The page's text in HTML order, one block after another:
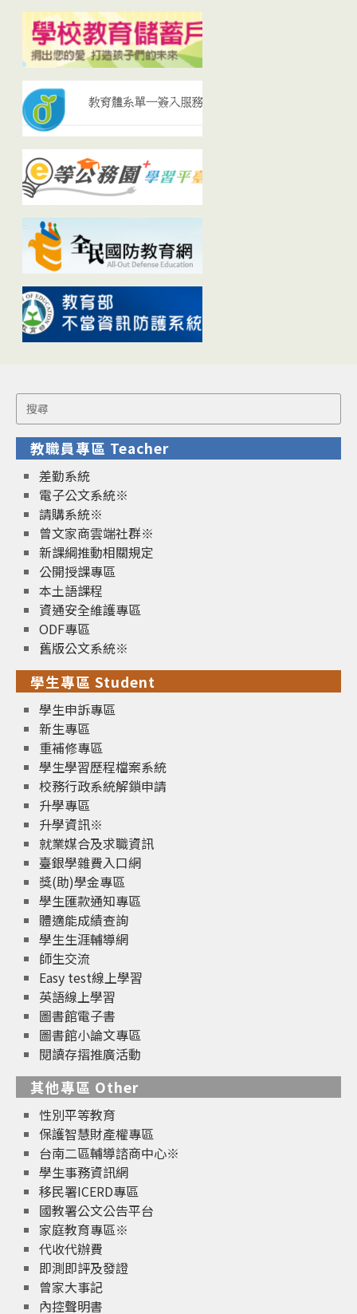
Search
for:
教職員專區 Teacher
差勤系統
電子公文系統※
請購系統※
曾文家商雲端社群※
新課綱推動相關規定
公開授課專區
本土語課程
資通安全維護專區
ODF專區
舊版公文系統※
學生專區 Student
學生申訴專區
新生專區
重補修專區
學生學習歷程檔案系統
校務行政系統解鎖申請
升學專區
升學資訊※
就業媒合及求職資訊
臺銀學雜費入口網
獎(助)學金專區
學生匯款通知專區
體適能成績查詢
學生生涯輔導網
師生交流
Easy test線上學習
英語線上學習
圖書館電子書
圖書館小論文專區
閱讀存摺推廣活動
其他專區 Other
性別平等教育
保護智慧財產權專區
台南二區輔導諮商中心※
學生事務資訊網
移民署ICERD專區
國教署公文公告平台
家庭教育專區※
代收代辦費
即測即評及發證
曾家大事記
內控聲明書